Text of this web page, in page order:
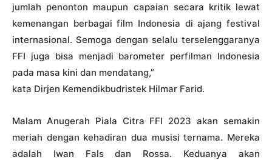
jumlah penonton maupun capaian secara kritik lewat
kemenangan berbagai film Indonesia di ajang festival
internasional. Semoga dengan selalu terselenggaranya
FFI juga bisa menjadi barometer perfilman Indonesia
pada masa kini dan mendatang,”
kata Dirjen Kemendikbudristek Hilmar Farid.
Malam Anugerah Piala Citra FFI 2023 akan semakin
meriah dengan kehadiran dua musisi ternama. Mereka
adalah Iwan Fals dan Rossa. Keduanya akan